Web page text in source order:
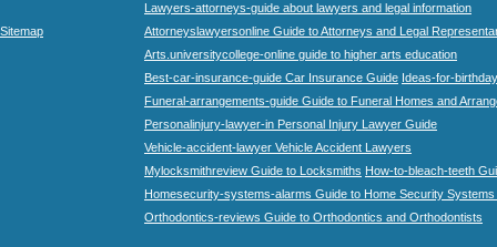
Sitemap
Lawyers-attorneys-guide about lawyers and legal information
Attorneyslawyersonline Guide to Attorneys and Legal
Arts.universitycollege-online guide to higher arts education
Best-car-insurance-guide Car Insurance Guide Ideas-for-
Funeral-arrangements-guide Guide to Funeral Homes and
Personalinjury-lawyer-in Personal Injury Lawyer Guide
Vehicle-accident-lawyer Vehicle Accident Lawyers
Mylocksmithreview Guide to Locksmiths How-to-bleach-teeth
Homesecurity-systems-alarms Guide to Home Security Systems
Orthodontics-reviews Guide to Orthodontics and Orthodontists